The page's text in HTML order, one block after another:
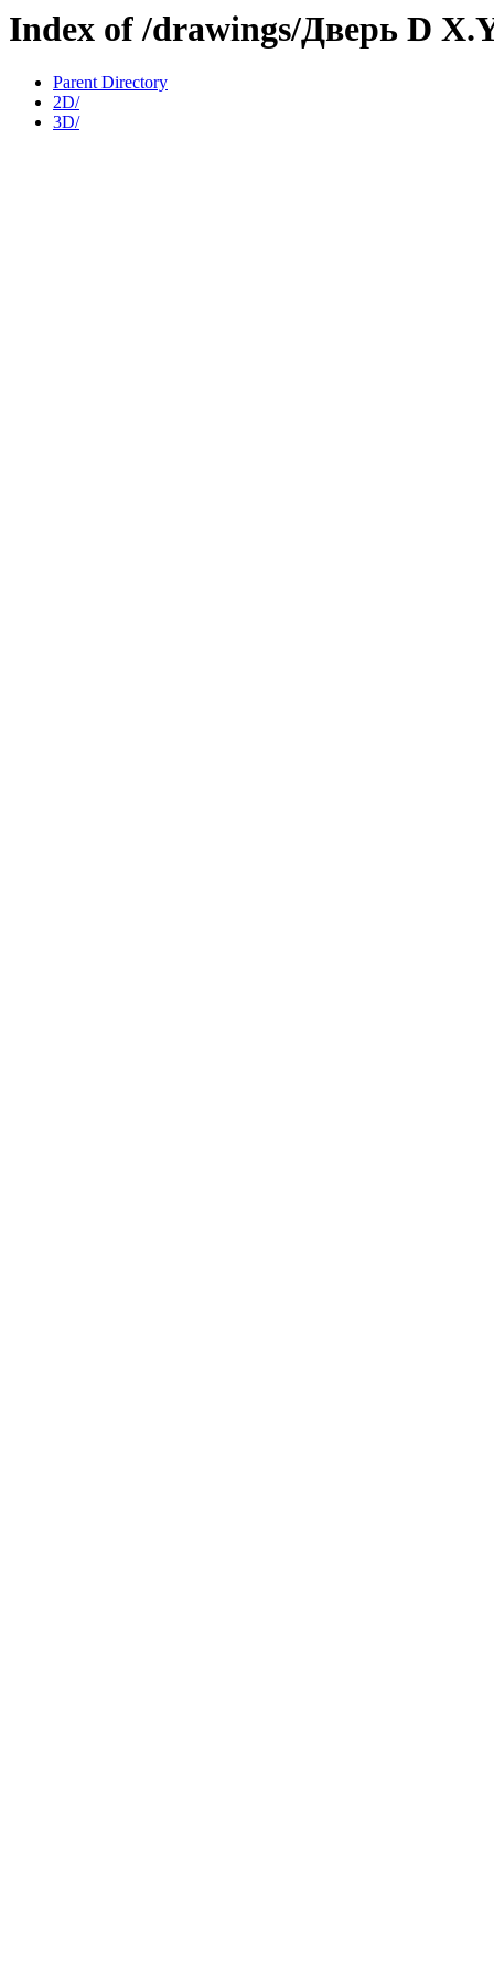
Index of /drawings/Дверь D
Parent Directory
2D/
3D/